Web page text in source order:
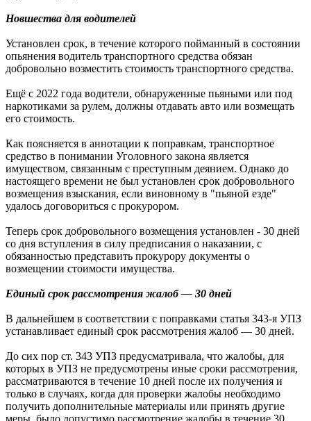
Новшества для водителей
Установлен срок, в течение которого пойманный в состоянии
опьянения водитель транспортного средства обязан
добровольно возместить стоимость транспортного средства.
Ещё с 2022 года водители, обнаруженные пьяными или под
наркотиками за рулем, должны отдавать авто или возмещать
его стоимость.
Как поясняется в аннотации к поправкам, транспортное
средство в понимании Уголовного закона является
имуществом, связанным с преступным деянием. Однако до
настоящего времени не был установлен срок добровольного
возмещения взыскания, если виновному в "пьяной езде"
удалось договориться с прокурором.
Теперь срок добровольного возмещения установлен - 30 дней
со дня вступления в силу предписания о наказании, с
обязанностью представить прокурору документы о
возмещении стоимости имущества.
Единый срок рассмотрения жалоб — 30 дней
В дальнейшем в соответствии с поправками статья 343-я УПЗ
устанавливает единый срок рассмотрения жалоб — 30 дней.
До сих пор ст. 343 УПЗ предусматривала, что жалобы, для
которых в УПЗ не предусмотрены иные сроки рассмотрения,
рассматриваются в течение 10 дней после их получения и
только в случаях, когда для проверки жалобы необходимо
получить дополнительные материалы или принять другие
меры, было допустимо рассмотрение жалобы в течение 30